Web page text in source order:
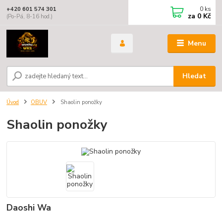
Menu
Hledat
+420 601 574 301
(Po-Pá, 8-16 hod.)
0 ks
za 0 Kč
Úvod OBUV Shaolin ponožky
Shaolin ponožky
Daoshi Wa